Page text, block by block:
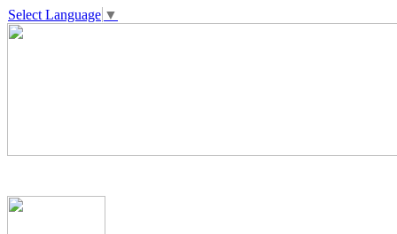
Select Language ▼